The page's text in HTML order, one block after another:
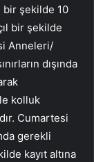
bir şekilde 10
bir şekilde
Anneleri/
dışında
kolluk
Cumartesi
gerekli
kayıt altına